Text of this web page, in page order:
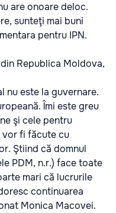
are onoare deloc.
sunteţi mai buni
pentru IPN.
Republica Moldova,
nu este la guvernare.
Îmi este greu
şi cele pentru
vor fi făcute cu
Ştiind că domnul
PDM, n.r.) face toate
mari că lucrurile
continuarea
Monica Macovei.